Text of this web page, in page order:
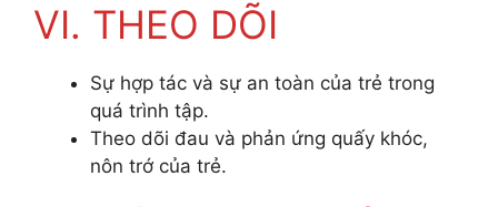
VI. THEO DÕI
Sự hợp tác và sự an toàn của trẻ trong
quá trình tập.
Theo dõi đau và phản ứng quấy khóc,
nôn trớ của trẻ.